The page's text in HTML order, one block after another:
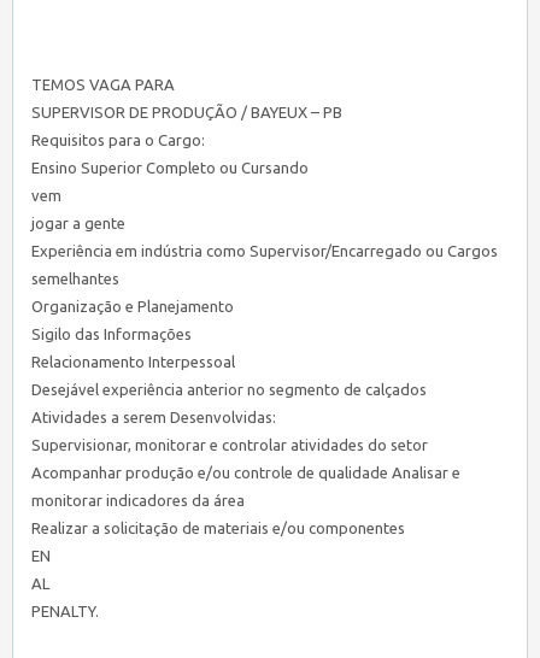
TEMOS VAGA PARA
SUPERVISOR DE PRODUÇÃO / BAYEUX – PB
Requisitos para o Cargo:
Ensino Superior Completo ou Cursando
vem
jogar a gente
Experiência em indústria como Supervisor/Encarregado ou Cargos
semelhantes
Organização e Planejamento
Sigilo das Informações
Relacionamento Interpessoal
Desejável experiência anterior no segmento de calçados
Atividades a serem Desenvolvidas:
Supervisionar, monitorar e controlar atividades do setor
Acompanhar produção e/ou controle de qualidade Analisar e
monitorar indicadores da área
Realizar a solicitação de materiais e/ou componentes
EN
AL
PENALTY.